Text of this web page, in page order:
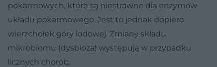
pokarmowych, które są niestrawne dla enzymów
układu pokarmowego. Jest to jednak dopiero
wierzchołek góry lodowej. Zmiany składu
mikrobiomu (dysbioza) występują w przypadku
licznych chorób.